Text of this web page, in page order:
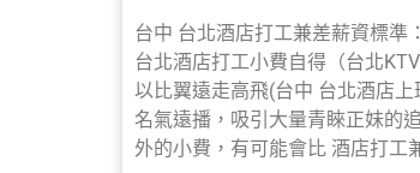
台中 台北酒店打工兼差薪資標準
台北酒店打工小費自得（台北
以比翼遠走高飛(台中 台北酒店
名氣遠播，吸引大量青睞正妹的
外的小費，有可能會比 酒店打工